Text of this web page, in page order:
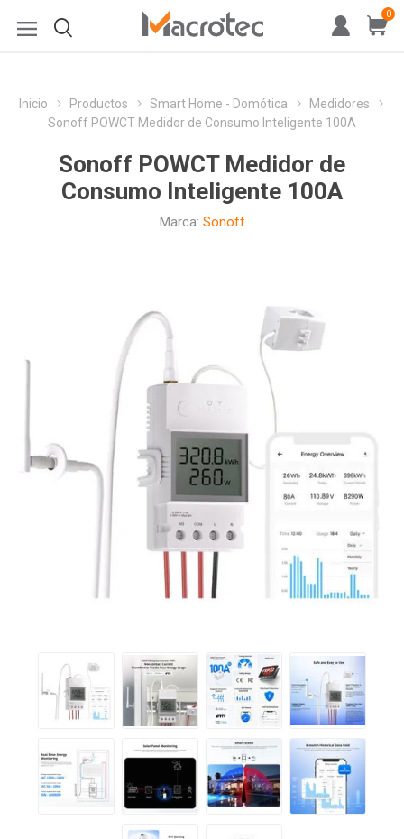
0
Inicio Productos Smart Home - Domótica
Medidores
Sonoff POWCT Medidor de Consumo Inteligente 100A
Sonoff POWCT Medidor de
Consumo Inteligente 100A
Marca: Sonoff